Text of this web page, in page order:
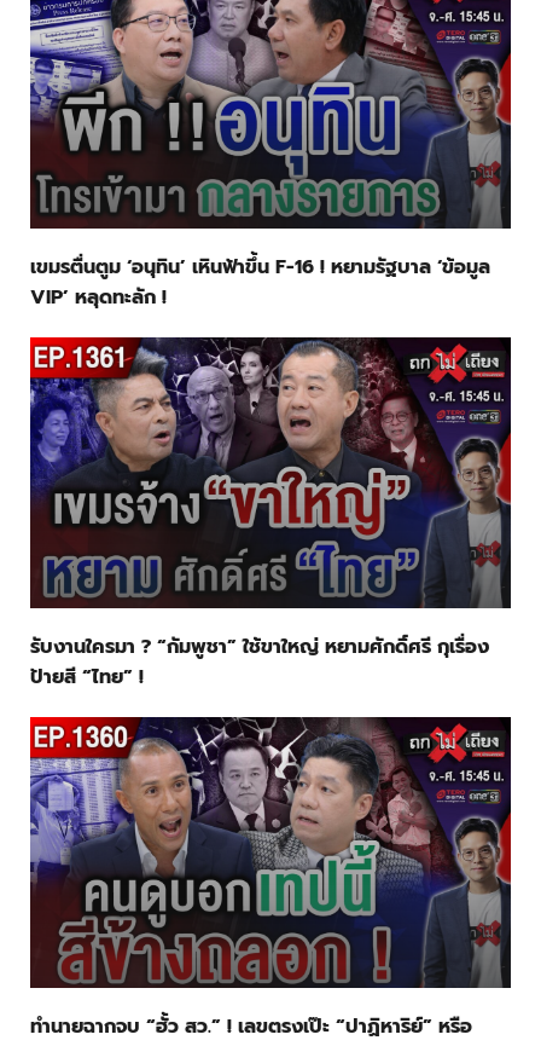
เขมรตื่นตูม ‘อนุทิน’ เหินฟ้าขึ้น F-16 ! หยามรัฐบาล ‘ข้อมูล
VIP’ หลุดทะลัก !
รับงานใครมา ? “กัมพูชา” ใช้ขาใหญ่ หยามศักดิ์ศรี กุเรื่อง
ป้ายสี “ไทย” !
ทำนายฉากจบ “ฮั้ว สว.” ! เลขตรงเป๊ะ “ปาฏิหาริย์” หรือ